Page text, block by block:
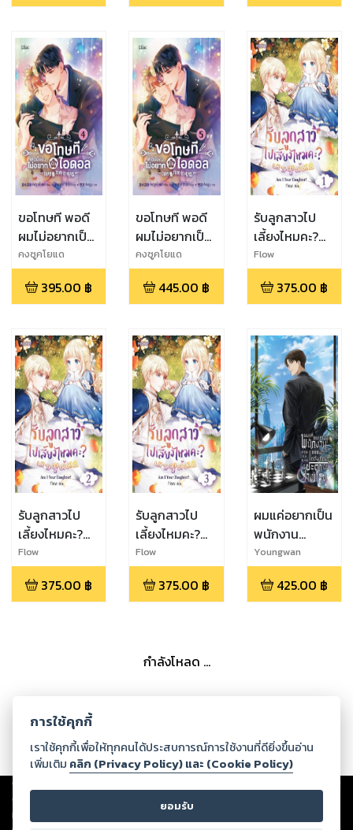
ขอโทษที พอดี
ผมไม่อยากเป็น
ไอดอล เล่ม 4
คงซูคโยแด
395.00 ฿
ขอโทษที พอดี
ผมไม่อยากเป็น
ไอดอล เล่ม 5
(จบ)
คงซูคโยแด
445.00 ฿
รับลูกสาวไป
เลี้ยงไหมคะ?
Am I a
Daughter?
เล่ม 1
Flow
375.00 ฿
รับลูกสาวไป
เลี้ยงไหมคะ?
Am I a
Daughter?
เล่ม 2
Flow
375.00 ฿
รับลูกสาวไป
เลี้ยงไหมคะ?
Am I a
Daughter?
เล่ม 3
Flow
375.00 ฿
ผมแค่อยากเป็น
พนักงาน
ธรรมดา แต่ดัน
เกิดมามีชะตา
เป็นร่างทรง 7
Youngwan
425.00 ฿
กำลังโหลด ...
Copyright ©
ต่อผลงานหรือเนื้อหาใดที่อัปโหลดผ่านเว็บไซต์และปรากฏว่าละเมิดสิทธิใน
ทรัพย์สินทางปัญญาของบุคคลอื่นหรือขัดต่อกฎหมายและศีลธรรม ดังนั้น ผู้อ่าน
การใช้คุกกี้
เราใช้คุกกี้เพื่อให้ทุกคนได้ประสบการณ์การใช้งานที่ดียิ่งขึ้นอ่าน
เพิ่มเติม คลิก (Privacy Policy) และ (Cookie Policy)
ยอมรับ